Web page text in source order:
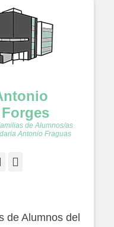
de Alumnos/as
Antonio Fraguas
YouTube
de Alumnos del